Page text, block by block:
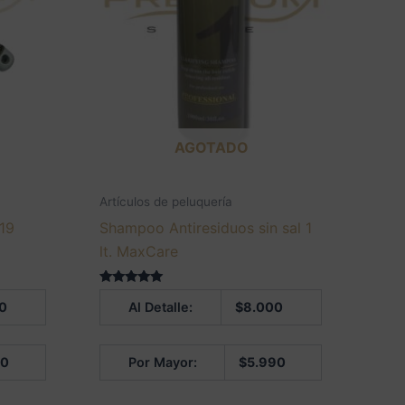
AGOTADO
Artículos de peluquería
Shampoo Antiresiduos sin sal 1
lt. MaxCare
Al Detalle: $8.000
Por Mayor: $5.990